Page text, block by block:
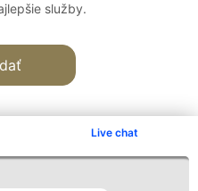
Live chat
služby.